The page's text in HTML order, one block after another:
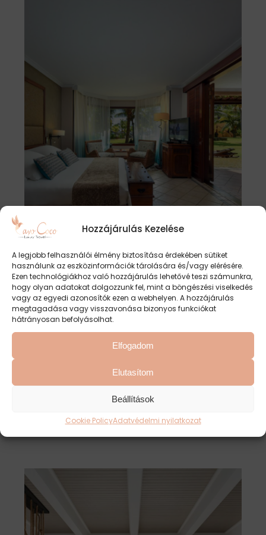
Hozzájárulás Kezelése
A legjobb felhasználói élmény biztosítása érdekében sütiket
használunk az eszközinformációk tárolására és/vagy elérésére.
Ezen technológiákhoz való hozzájárulás lehetővé teszi számunkra,
hogy olyan adatokat dolgozzunk fel, mint a böngészési viselkedés
vagy az egyedi azonosítók ezen a webhelyen. A hozzájárulás
megtagadása vagy visszavonása bizonyos funkciókat
hátrányosan befolyásolhat.
Elfogadom
Elutasítom
Beállítások
Cookie PolicyAdatvédelmi nyilatkozat
Dinarobin Beachcomber
Golf Resort & Spa 6*
Lorem ipsum dolor sit amet, consectet uer adipis